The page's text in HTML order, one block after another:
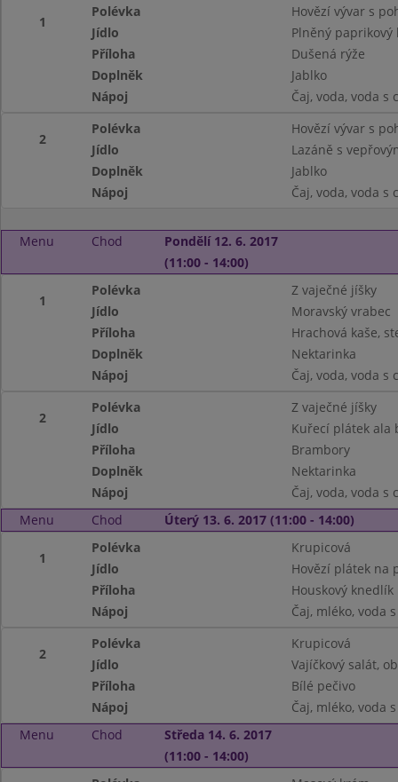
1
Polévka
Hovězí vývar s
Jídlo
Plněný paprikový
Příloha
Dušená rýže
Doplněk
Jablko
Nápoj
Čaj, voda, voda s
2
Polévka
Hovězí vývar s
Jídlo
Lazáně s
Doplněk
Jablko
Nápoj
Čaj, voda, voda s
Menu Chod
Pondělí 12. 6. 2017
(11:00 - 14:00)
1
Polévka
Z vaječné jíšky
Jídlo
Moravský vrabec
Příloha
Hrachová kaše,
Doplněk
Nektarinka
Nápoj
Čaj, voda, voda s
2
Polévka
Z vaječné jíšky
Jídlo
Kuřecí plátek ala
Příloha
Brambory
Doplněk
Nektarinka
Nápoj
Čaj, voda, voda s
Menu
Chod Úterý 13. 6. 2017 (11:00 - 14:00)
1
Polévka
Krupicová
Jídlo
Hovězí plátek na
Příloha
Houskový knedlík
Nápoj
Čaj, mléko, voda
2
Polévka
Krupicová
Jídlo
Vajíčkový salát,
Příloha
Bílé pečivo
Nápoj
Čaj, mléko, voda
Menu
Chod
Středa 14. 6. 2017
(11:00 - 14:00)